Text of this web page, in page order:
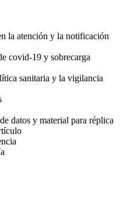
la atención y la notificación
covid-19 y sobrecarga
sanitaria y la vigilancia
datos y material para réplica